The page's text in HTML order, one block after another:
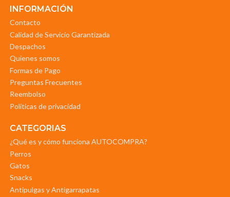
INFORMACIÓN
Contacto
Calidad de Servicio Garantizada
Despachos
Quienes somos
Formas de Pago
Preguntas Frecuentes
Reembolso
Politicas de privacidad
CATEGORIAS
¿Qué es y cómo funciona AUTOCOMPRA?
Perros
Gatos
Snacks
Antipulgas y Antigarrapatas